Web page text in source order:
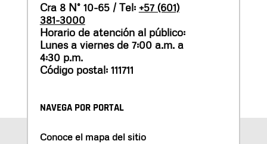
Cra 8 N° 10-65 / Tel: +57 (601)
381-3000
Horario de atención al público:
Lunes a viernes de 7:00 a.m. a
4:30 p.m.
Código postal: 111711
NAVEGA POR PORTAL
Conoce el mapa del sitio